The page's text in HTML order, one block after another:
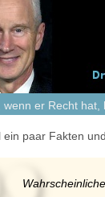
wenn er Recht
ein paar Fakten